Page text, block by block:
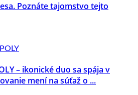
Poznáte tajomstvo tejto
– ikonické duo sa spája v
mení na súťaž o ...